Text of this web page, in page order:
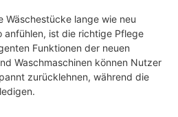
Wäschestücke lange wie neu
anfühlen, ist die richtige Pflege
Funktionen der neuen
Waschmaschinen können Nutzer
zurücklehnen, während die